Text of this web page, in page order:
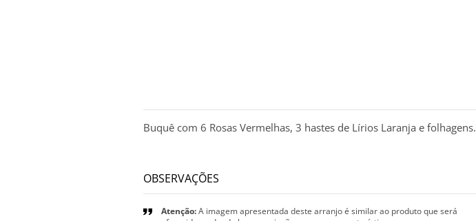
Buquê com 6 Rosas Vermelhas, 3 hastes de Lírios Laranja e folhagens.
OBSERVAÇÕES
Atenção:A imagem apresentada deste arranjo é similar ao produto que será